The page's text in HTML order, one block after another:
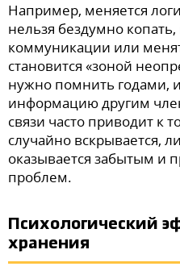
Например, меняется
нельзя бездумно
коммуникации или
становится «зоной
нужно помнить годами,
информацию другим
связи часто приводит к
случайно вскрывается,
оказывается забытым и
проблем.
Психологический
хранения